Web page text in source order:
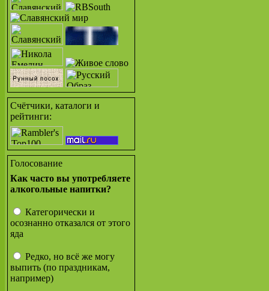
Счётчики, каталоги и
рейтинги:
Голосование
Как часто вы употребляете
алкогольные напитки?
Категорически и
осознанно отказался от этого
яда
Редко, но всё же могу
выпить (по праздникам,
например)